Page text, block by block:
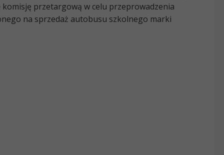
komisję przetargową w celu przeprowadzenia
na sprzedaż autobusu szkolnego marki